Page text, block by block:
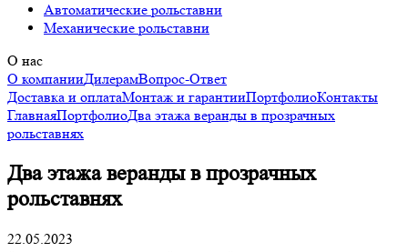
Автоматические рольставни
Механические рольставни
О нас
О компанииДилерамВопрос-Ответ
Доставка и оплатаМонтаж и гарантииПортфолиоКонтакты
ГлавнаяПортфолиоДва этажа веранды в прозрачных
рольставнях
Два этажа веранды в прозрачных
рольставнях
22.05.2023